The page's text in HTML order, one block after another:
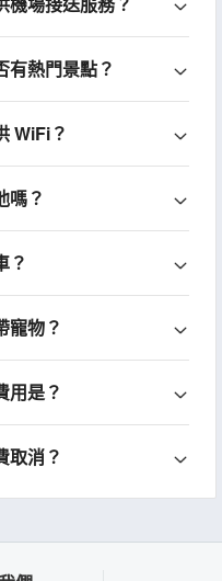
有熱門景點？
WiFi？
嗎？
？
寵物？
用是？
取消？